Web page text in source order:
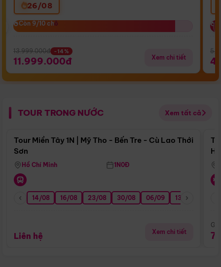
26/08
Còn 9/10 chỗ
Còn 9/10 chỗ
13.999.000đ -14%
11.999.000đ Xem chi tiết
TOUR TRONG NƯỚC Xem tất cả
Điểm nổi bật
Tour Miền Tây 1N | Mỹ Tho - Bến Tre - Cù Lao Thới
Sơn
Hồ Chí Minh 1N0Đ
14/08 16/08 23/08 30/08 06/09 13/09
Liên hệ Xem chi tiết